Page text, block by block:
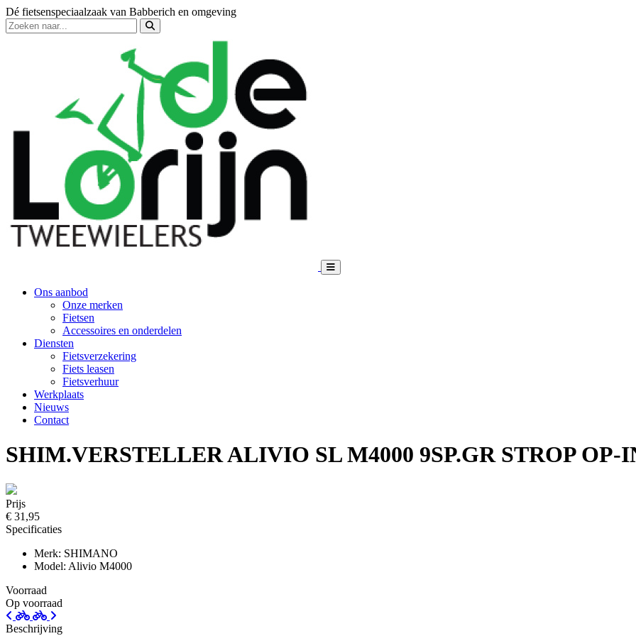
Dé fietsenspeciaalzaak van Babberich en omgeving
Ons aanbod
Onze merken
Fietsen
Accessoires en onderdelen
Diensten
Fietsverzekering
Fiets leasen
Fietsverhuur
Werkplaats
Nieuws
Contact
SHIM.VERSTELLER ALIVIO SL M4000 9SP.GR STROP OP-
Prijs
€ 31,95
Specificaties
Merk: SHIMANO
Model: Alivio M4000
Voorraad
Op voorraad
Beschrijving